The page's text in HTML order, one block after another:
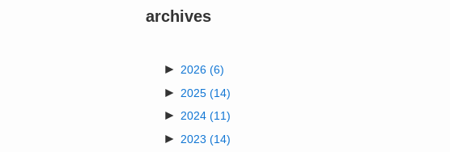
archives
► 2026 (6)
► 2025 (14)
► 2024 (11)
► 2023 (14)